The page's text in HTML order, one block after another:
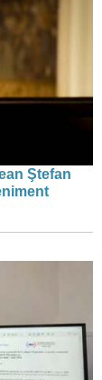
Ştefan